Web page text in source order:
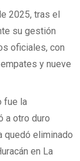
2025, tras el
su gestión
oficiales, con
y nueve
fue la
a otro duro
quedó eliminado
en La